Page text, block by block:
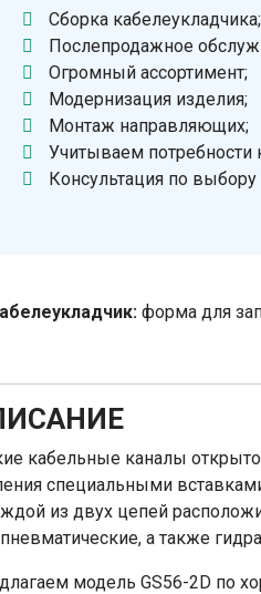
Сборка кабелеукладчика;
Послепродажное
Огромный ассортимент;
Модернизация изделия;
Монтаж направляющих;
Учитываем потребности
Консультация по
форма для
кабельные каналы
специальными
из двух цепей
а также
модель GS56-2D по